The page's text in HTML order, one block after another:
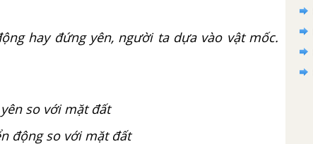
hay đứng yên, người ta dựa vào vật mốc.
so với mặt đất
động so với mặt đất